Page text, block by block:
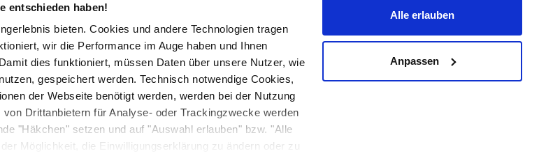
entschieden haben!
bieten. Cookies und andere Technologien tragen
wir die Performance im Auge haben und Ihnen
dies funktioniert, müssen Daten über unsere Nutzer, wie
gespeichert werden. Technisch notwendige Cookies,
der Webseite benötigt werden, werden bei der Nutzung
Drittanbietern für Analyse- oder Trackingzwecke werden
"Häkchen" setzen und auf "Auswahl erlauben" bzw. "Alle
Möglichkeit, die Einwilligungserklärung zu ändern oder zu
Alle erlauben
Anpassen
Zahlungsarten
Datenschutz
AWG CARD Teilnahmebedingungen
Supply Chain Due Diligence